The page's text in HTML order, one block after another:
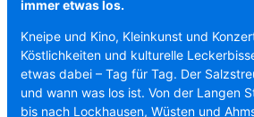
immer etwas los.
Kneipe und Kino, Kleinkunst und
Köstlichkeiten und kulturelle
etwas dabei – Tag für Tag. Der
und wann was los ist. Von der Langen
bis nach Lockhausen, Wüsten und